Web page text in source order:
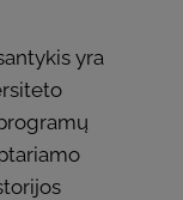
yra